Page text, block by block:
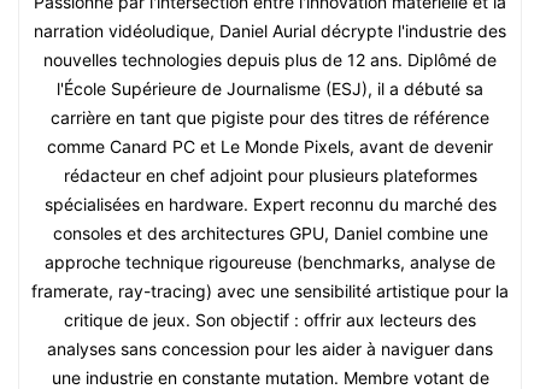
narration vidéoludique, Daniel Aurial décrypte l'industrie des
nouvelles technologies depuis plus de 12 ans. Diplômé de
l'École Supérieure de Journalisme (ESJ), il a débuté sa
carrière en tant que pigiste pour des titres de référence
comme Canard PC et Le Monde Pixels, avant de devenir
rédacteur en chef adjoint pour plusieurs plateformes
spécialisées en hardware. Expert reconnu du marché des
consoles et des architectures GPU, Daniel combine une
approche technique rigoureuse (benchmarks, analyse de
framerate, ray-tracing) avec une sensibilité artistique pour la
critique de jeux. Son objectif : offrir aux lecteurs des
analyses sans concession pour les aider à naviguer dans
une industrie en constante mutation. Membre votant de